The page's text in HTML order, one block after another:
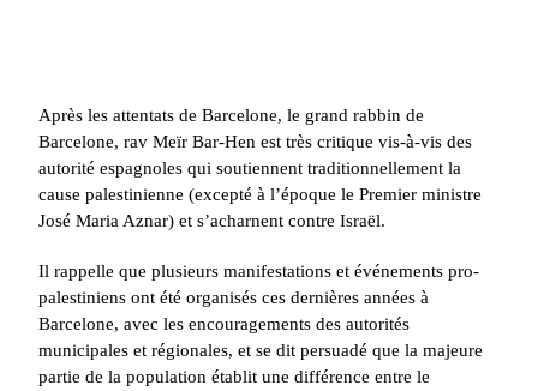
Après les attentats de Barcelone, le grand rabbin de
Barcelone, rav Meïr Bar-Hen est très critique vis-à-vis des
autorité espagnoles qui soutiennent traditionnellement la
cause palestinienne (excepté à l’époque le Premier ministre
José Maria Aznar) et s’acharnent contre Israël.
Il rappelle que plusieurs manifestations et événements pro-
palestiniens ont été organisés ces dernières années à
Barcelone, avec les encouragements des autorités
municipales et régionales, et se dit persuadé que la majeure
partie de la population établit une différence entre le